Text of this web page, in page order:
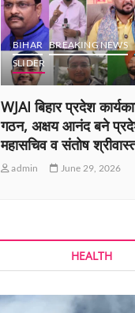
BIHAR BREAKING NEWS
SLIDER
WJAI बिहार प्रदेश
गठन, अक्षय आनंद बने
महासचिव व संतोष
admin June 29, 2026
HEALTH